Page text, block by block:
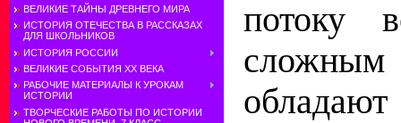
ВЕЛИКИЕ ТАЙНЫ ДРЕВНЕГО МИРА
ИСТОРИЯ ОТЕЧЕСТВА В РАССКАЗАХ
ДЛЯ ШКОЛЬНИКОВ
ИСТОРИЯ РОССИИ
ВЕЛИКИЕ СОБЫТИЯ ХХ ВЕКА
РАБОЧИЕ МАТЕРИАЛЫ К УРОКАМ
ИСТОРИИ
ТВОРЧЕСКИЕ РАБОТЫ ПО ИСТОРИИ
потоку
сложным